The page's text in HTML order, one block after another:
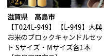
滋賀県 高島市
【T024L-949】
【L-949】大與
お米のブロックキャンドルセッ
ト Sサイズ・Mサイズ各1本